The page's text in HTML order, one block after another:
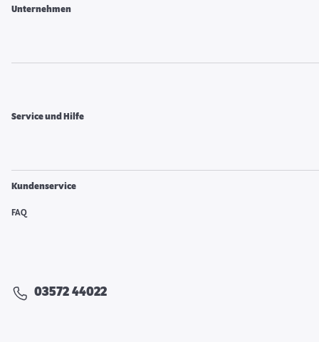
Unternehmen
Service und Hilfe
Kundenservice
FAQ
03572 44022